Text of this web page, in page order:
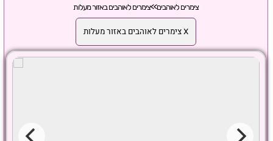
צימרים לאוהבים>>צימרים לאוהבים באזור מעלות
X צימרים לאוהבים באזור מעלות